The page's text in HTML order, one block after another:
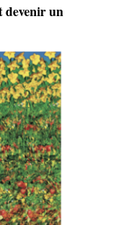
devenir un